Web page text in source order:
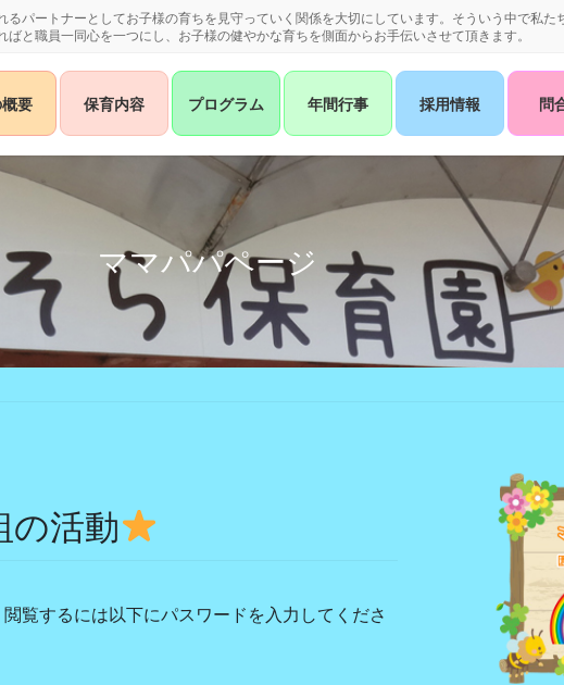
パートナーとしてお子様の育ちを見守っていく関係を大切にしています。そういう中で私た
と職員一同心を一つにし、お子様の健やかな育ちを側面からお手伝いさせて頂きます。
概要 保育内容 プログラム 年間行事 採用情報 問
ママパパページ
の活動
覧するには以下にパスワードを入力してくださ